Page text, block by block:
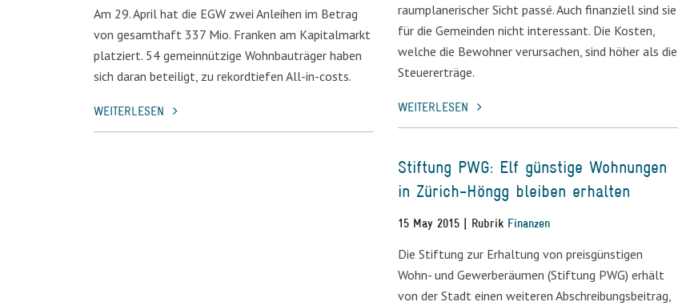
Am 29. April hat die EGW zwei Anleihen im Betrag
von gesamthaft 337 Mio. Franken am Kapitalmarkt
platziert. 54 gemeinnützige Wohnbauträger haben
sich daran beteiligt, zu rekordtiefen All-in-costs.
WEITERLESEN
raumplanerischer Sicht passé. Auch finanziell sind sie
für die Gemeinden nicht interessant. Die Kosten,
welche die Bewohner verursachen, sind höher als die
Steuererträge.
WEITERLESEN
Stiftung PWG: Elf günstige Wohnungen
in Zürich-Höngg bleiben erhalten
15 May 2015 | Rubrik Finanzen
Die Stiftung zur Erhaltung von preisgünstigen
Wohn- und Gewerberäumen (Stiftung PWG) erhält
von der Stadt einen weiteren Abschreibungsbeitrag,